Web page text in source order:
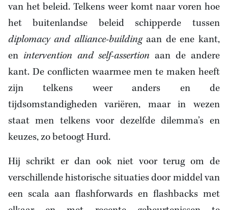
van het beleid. Telkens weer komt naar voren hoe
het buitenlandse beleid schipperde tussen
diplomacy and alliance-buildingaan de ene kant,
en intervention and self-assertionaan de andere
kant. De conflicten waarmee men te maken heeft
zijn telkens weer anders en de
tijdsomstandigheden variëren, maar in wezen
staat men telkens voor dezelfde dilemma’s en
keuzes, zo betoogt Hurd.
Hij schrikt er dan ook niet voor terug om de
verschillende historische situaties door middel van
een scala aan flashforwards en flashbacks met